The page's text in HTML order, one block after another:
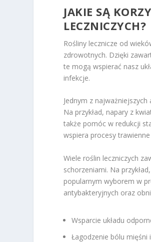
JAKIE SĄ
LECZNICZYCH?
Rośliny lecznicze od
zdrowotnych. Dzięki
te mogą wspierać nasz
infekcje.
Jednym z
Na przykład, napary z
także pomóc w redukcji
wspiera procesy
Wiele roślin leczniczych
schorzeniami. Na
popularnym wyborem w
antybakteryjnych oraz
Wsparcie układu
Łagodzenie bólu mięśni